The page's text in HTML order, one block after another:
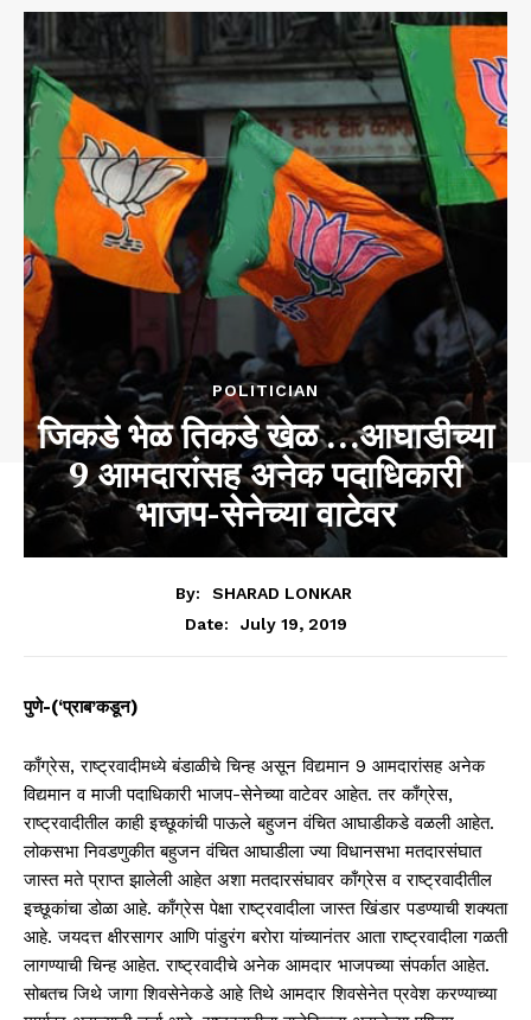
POLITICIAN
जिकडे भेळ तिकडे खेळ …आघाडीच्या
9 आमदारांसह अनेक पदाधिकारी
भाजप-सेनेच्या वाटेवर
By:
SHARAD LONKAR
Date:
July 19, 2019
पुणे-(‘प्राब’कडून)
काँग्रेस, राष्ट्रवादीमध्ये बंडाळीचे चिन्ह असून विद्यमान 9 आमदारांसह अनेक
विद्यमान व माजी पदाधिकारी भाजप-सेनेच्या वाटेवर आहेत. तर काँग्रेस,
राष्ट्रवादीतील काही इच्छूकांची पाऊले बहुजन वंचित आघाडीकडे वळली आहेत.
लोकसभा निवडणुकीत बहुजन वंचित आघाडीला ज्या विधानसभा मतदारसंघात
जास्त मते प्राप्त झालेली आहेत अशा मतदारसंघावर काँग्रेस व राष्ट्रवादीतील
इच्छूकांचा डोळा आहे. काँग्रेस पेक्षा राष्ट्रवादीला जास्त खिंडार पडण्याची शक्यता
आहे. जयदत्त क्षीरसागर आणि पांडुरंग बरोरा यांच्यानंतर आता राष्ट्रवादीला गळती
लागण्याची चिन्ह आहेत. राष्ट्रवादीचे अनेक आमदार भाजपच्या संपर्कात आहेत.
सोबतच जिथे जागा शिवसेनेकडे आहे तिथे आमदार शिवसेनेत प्रवेश करण्याच्या